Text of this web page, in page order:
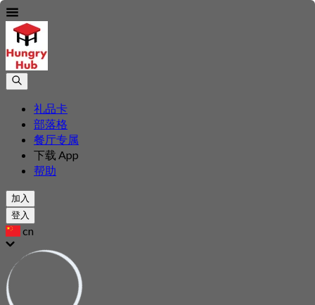
礼品卡
部落格
餐厅专属
下载 App
帮助
加入
登入
cn